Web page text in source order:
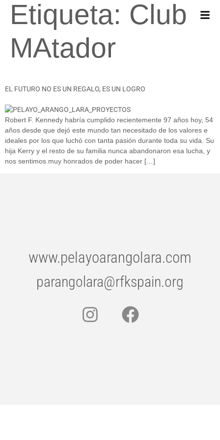
Etiqueta: Club
MAtador
EL FUTURO NO ES UN REGALO, ES UN LOGRO
Robert F. Kennedy habría cumplido recientemente 97 años hoy, 54
años desde que dejó este mundo tan necesitado de los valores e
ideales por los que luchó con tanta pasión durante toda su vida. Su
hija Kerry y el resto de su familia nunca abandonaron esa lucha, y
nos sentimos muy honrados de poder hacer […]
www.pelayoarangolara.com
parangolara@rfkspain.org